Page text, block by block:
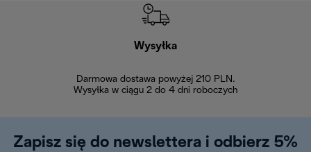
Wysyłka
Darmowa dostawa powyżej 210 PLN.
Wysyłka w ciągu 2 do 4 dni roboczych
Zapisz się do newslettera i odbierz 5%